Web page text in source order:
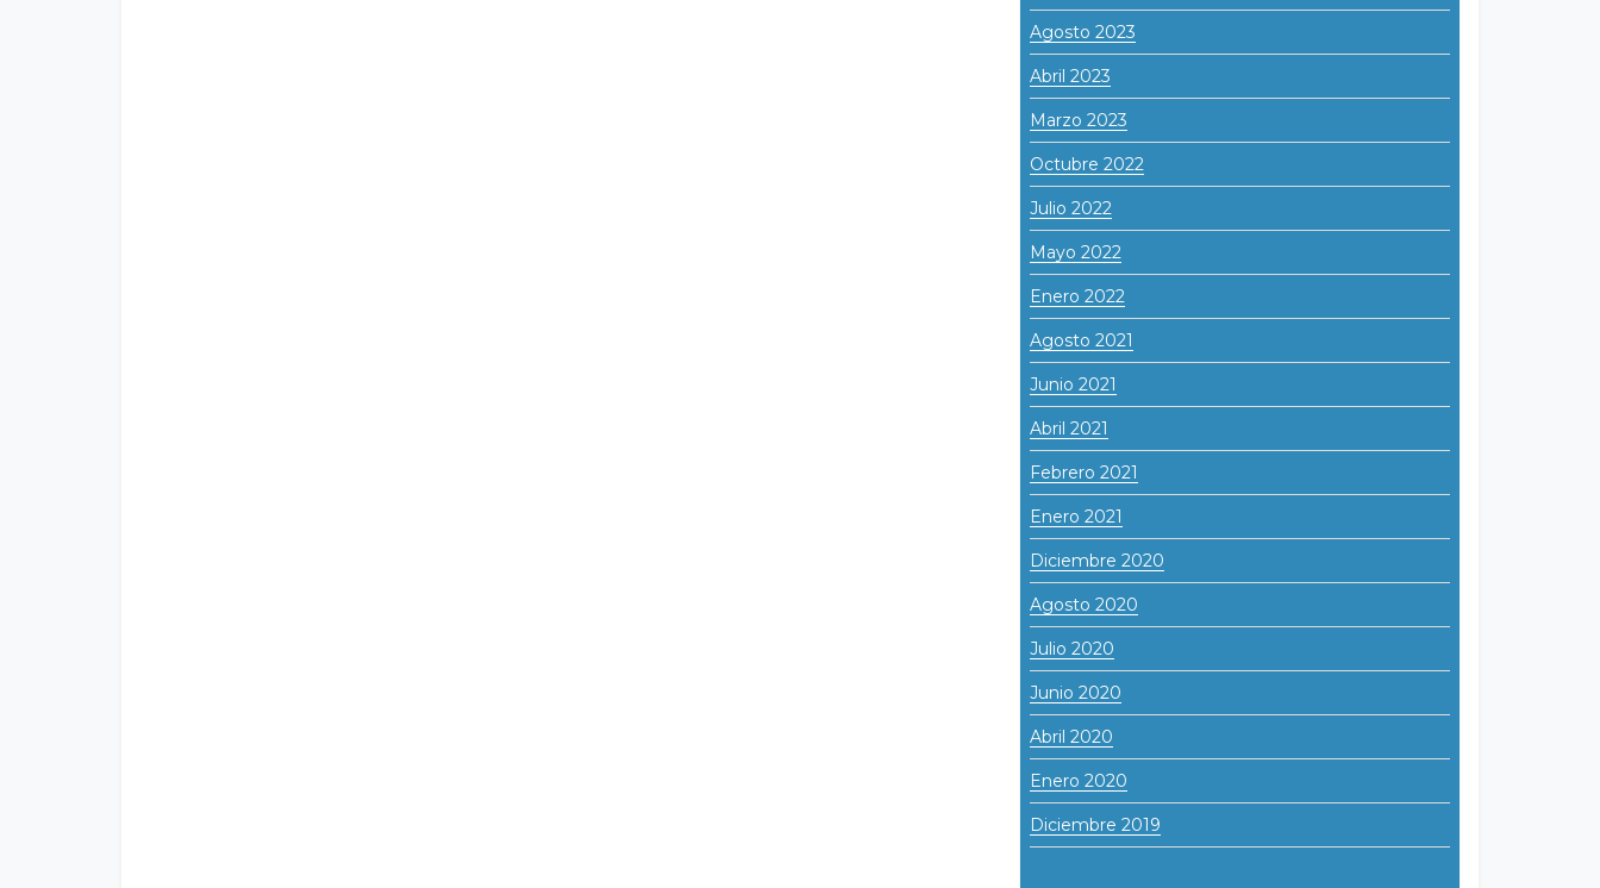
Agosto 2023
Abril 2023
Marzo 2023
Octubre 2022
Julio 2022
Mayo 2022
Enero 2022
Agosto 2021
Junio 2021
Abril 2021
Febrero 2021
Enero 2021
Diciembre 2020
Agosto 2020
Julio 2020
Junio 2020
Abril 2020
Enero 2020
Diciembre 2019